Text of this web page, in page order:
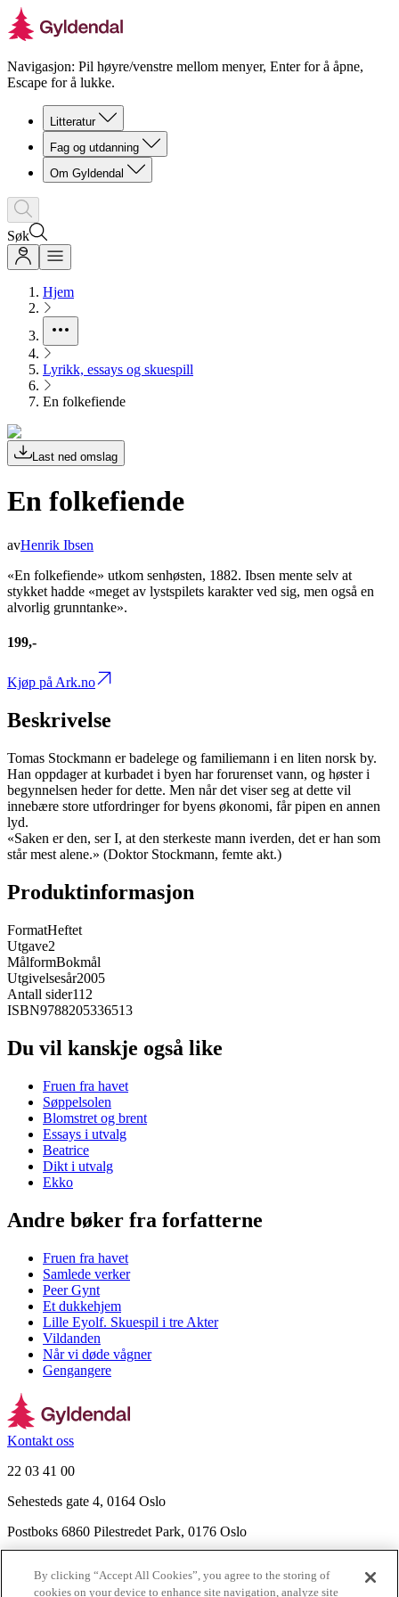
Navigasjon: Pil høyre/venstre mellom menyer, Enter for å åpne,
Escape for å lukke.
Litteratur
Fag og utdanning
Om Gyldendal
Søk
Hjem
Lyrikk, essays og skuespill
En folkefiende
Last ned omslag
En folkefiende
avHenrik Ibsen
«En folkefiende» utkom senhøsten, 1882. Ibsen mente selv at
stykket hadde «meget av lystspilets karakter ved sig, men også en
alvorlig grunntanke».
199,-
Kjøp på Ark.no
Beskrivelse
Tomas Stockmann er badelege og familiemann i en liten norsk by.
Han oppdager at kurbadet i byen har forurenset vann, og høster i
begynnelsen heder for dette. Men når det viser seg at dette vil
innebære store utfordringer for byens økonomi, får pipen en annen
lyd.
«Saken er den, ser I, at den sterkeste mann iverden, det er han som
står mest alene.» (Doktor Stockmann, femte akt.)
Produktinformasjon
FormatHeftet
Utgave2
MålformBokmål
Utgivelsesår2005
Antall sider112
ISBN9788205336513
Du vil kanskje også like
Fruen fra havet
Søppelsolen
Blomstret og brent
Essays i utvalg
Beatrice
Dikt i utvalg
Ekko
Andre bøker fra forfatterne
Fruen fra havet
Samlede verker
Peer Gynt
Et dukkehjem
Lille Eyolf. Skuespil i tre Akter
Vildanden
Når vi døde vågner
Gengangere
Kontakt oss
22 03 41 00
Sehesteds gate 4, 0164 Oslo
Postboks 6860 Pilestredet Park, 0176 Oslo
Nyhetsbrev
By clicking “Accept All Cookies”, you agree to the storing of
cookies on your device to enhance site navigation, analyze site